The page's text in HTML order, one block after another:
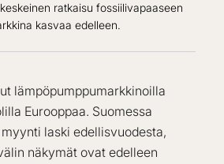
ratkaisu fossiilivapaaseen
kasvaa edelleen.
lämpöpumppumarkkinoilla
Eurooppaa. Suomessa
laski edellisvuodesta,
näkymät ovat edelleen